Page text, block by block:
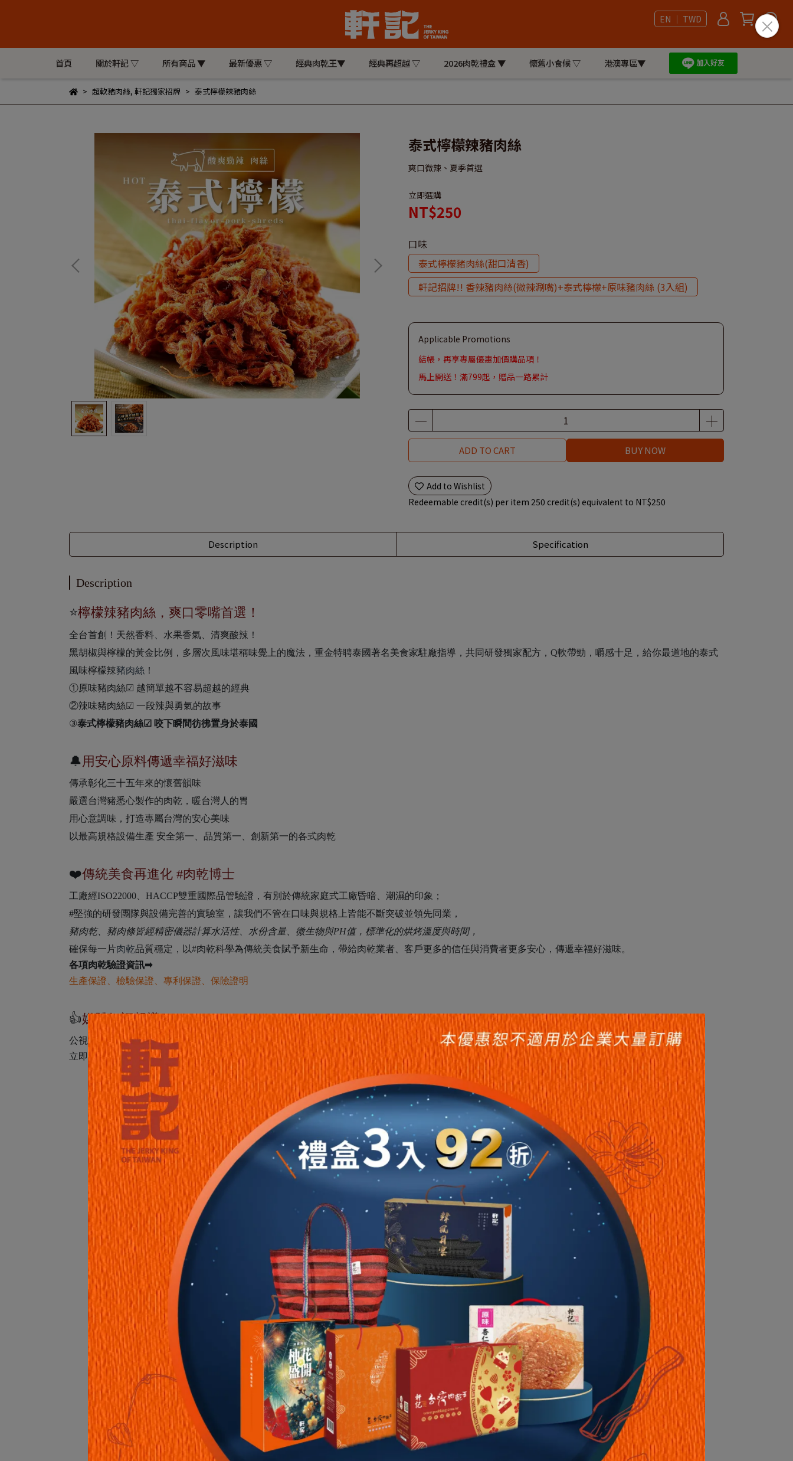
EN ｜ TWD
首頁 關於軒記 ▽ 所有商品 ▼ 最新優惠 ▽ 經典肉乾王▼ 經典再超越 ▽ 2026肉乾禮盒 ▼ 懷舊小食候 ▽ 港澳專區▼
超軟豬肉絲, 軒記獨家招牌 泰式檸檬辣豬肉絲
泰式檸檬辣豬肉絲
爽口微辣、夏季首選
立即選購
NT$250
口味
泰式檸檬豬肉絲(甜口清香)
軒記招牌!! 香辣豬肉絲(微辣涮嘴)+泰式檸檬+原味豬肉絲 (3入組)
Applicable Promotions
結帳，再享專屬優惠加價購品項！
馬上開送！滿799起，贈品一路累計
ADD TO CART BUY NOW
Add to Wishlist
Redeemable credit(s) per item 250 credit(s) equivalent to NT$250
Description Specification
Description
⭐檸檬辣豬肉絲，爽口零嘴首選！
全台首創！天然香料、水果香氣、清爽酸辣！
黑胡椒與檸檬的黃金比例，多層次風味堪稱味覺上的魔法，重金特聘泰國著名美食家駐廠指導，共同研發獨家配方，Q軟帶勁，嚼感十足，給你最道地的泰式
風味檸檬辣豬肉絲 ！
①原味豬肉絲☑ 越簡單越不容易超越的經典
②辣味豬肉絲☑ 一段辣與勇氣的故事
③泰式檸檬豬肉絲☑ 咬下瞬間彷彿置身於泰國
🔔用安心原料傳遞幸福好滋味
傳承彰化三十五年來的懷舊韻味
嚴選台灣豬悉心製作的肉乾，暖台灣人的胃
用心意調味，打造專屬台灣的安心美味
以最高規格設備生產 安全第一、品質第一、創新第一的各式肉乾
❤️傳統美食再進化 #肉乾博士
工廠經ISO22000、HACCP雙重國際品管驗證，有別於傳統家庭式工廠昏暗、潮濕的印象；
#堅強的研發團隊與設備完善的實驗室，讓我們不管在口味與規格上皆能不斷突破並領先同業，
豬肉乾、豬肉條皆經精密儀器計算水活性、水份含量、微生物與PH值，標準化的烘烤溫度與時間，
確保每一片肉乾品質穩定，以#肉乾科學為傳統美食賦予新生命，帶給肉乾業者、客戶更多的信任與消費者更多安心，傳遞幸福好滋味。
各項肉乾驗證資訊➡
生產保證
檢驗保證 專利保證 保險證明
👍媒體好評報導
公視、非凡、TVBS、三立、年代新聞、中視、台視、民視、東森、聯合報、蘋果日報、自由時報等熱情推薦👍
立即成為粉絲▶
軒記台灣肉乾王